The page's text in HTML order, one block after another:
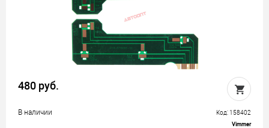
480 руб.
В наличии Код: 158402
Vimmer